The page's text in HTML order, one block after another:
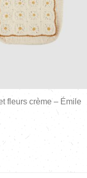
fleurs crème – Émile